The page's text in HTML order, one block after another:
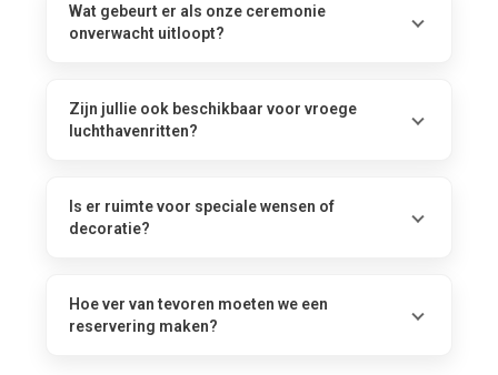
Wat gebeurt er als onze ceremonie
onverwacht uitloopt?
Zijn jullie ook beschikbaar voor vroege
luchthavenritten?
Is er ruimte voor speciale wensen of
decoratie?
Hoe ver van tevoren moeten we een
reservering maken?